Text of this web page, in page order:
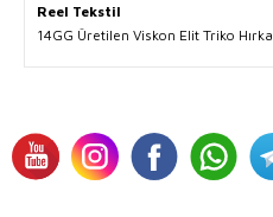
Reel Tekstil